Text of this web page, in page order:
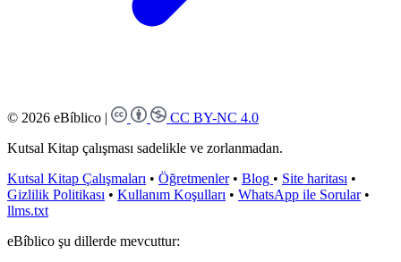
© 2026 eBíblico |
CC BY-NC 4.0
Kutsal Kitap çalışması sadelikle ve zorlanmadan.
Kutsal Kitap Çalışmaları • Öğretmenler • Blog • Site haritası •
Gizlilik Politikası • Kullanım Koşulları • WhatsApp ile Sorular •
llms.txt
eBíblico şu dillerde mevcuttur: